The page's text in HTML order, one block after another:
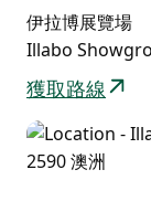
伊拉博展覽場
Illabo
獲取路線